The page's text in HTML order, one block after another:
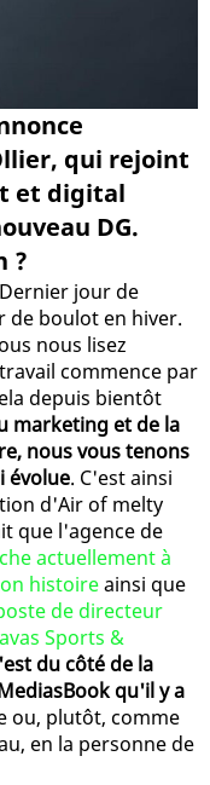
qui rejoint
et digital
DG.
?
jour de
de boulot en hiver.
nous lisez
commence par
depuis bientôt
marketing et de la
nous vous tenons
évolue. C'est ainsi
d'Air of melty
que l'agence de
actuellement à
histoireainsi que
de directeur
Sports &
du côté de la
qu'il y a
ou, plutôt, comme
en la personne de